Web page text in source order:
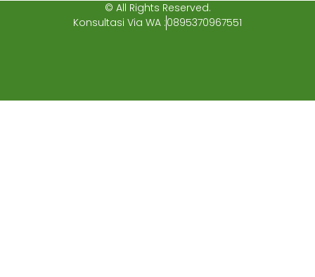
© All Rights Reserved.
Konsultasi Via WA :0895370967551